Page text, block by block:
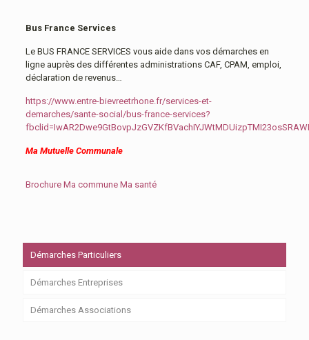
Bus France Services
Le BUS FRANCE SERVICES vous aide dans vos démarches en
ligne auprès des différentes administrations CAF, CPAM, emploi,
déclaration de revenus…
https://www.entre-bievreetrhone.fr/services-et-
demarches/sante-social/bus-france-services?
Ma Mutuelle Communale
Brochure Ma commune Ma santé
Démarches Particuliers
Démarches Entreprises
Démarches Associations